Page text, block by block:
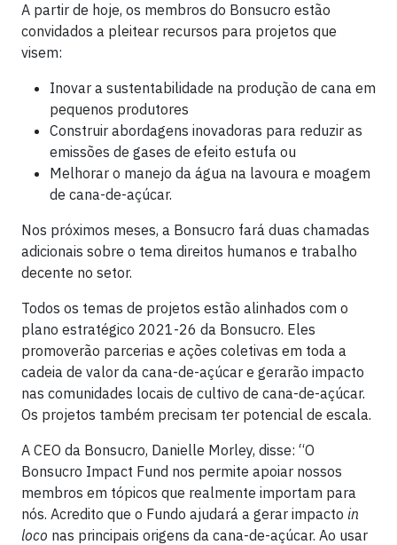
A partir de hoje, os membros do Bonsucro estão
convidados a pleitear recursos para projetos que
visem:
Inovar a sustentabilidade na produção de cana em
pequenos produtores
Construir abordagens inovadoras para reduzir as
emissões de gases de efeito estufa ou
Melhorar o manejo da água na lavoura e moagem
de cana-de-açúcar.
Nos próximos meses, a Bonsucro fará duas chamadas
adicionais sobre o tema direitos humanos e trabalho
decente no setor.
Todos os temas de projetos estão alinhados com o
plano estratégico 2021-26 da Bonsucro. Eles
promoverão parcerias e ações coletivas em toda a
cadeia de valor da cana-de-açúcar e gerarão impacto
nas comunidades locais de cultivo de cana-de-açúcar.
Os projetos também precisam ter potencial de escala.
A CEO da Bonsucro, Danielle Morley, disse: “O
Bonsucro Impact Fund nos permite apoiar nossos
membros em tópicos que realmente importam para
nós. Acredito que o Fundo ajudará a gerar impacto in
loco nas principais origens da cana-de-açúcar. Ao usar